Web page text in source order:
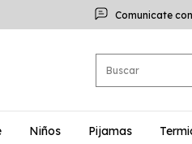
Comunicate
Niños Pijamas